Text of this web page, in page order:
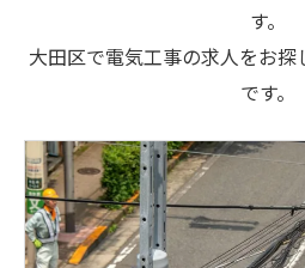
す。
大田区で電気工事の求人をお
です。